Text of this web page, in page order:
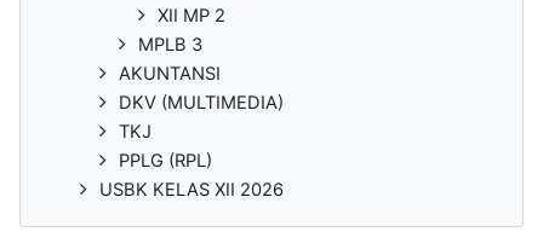
XII MP 2
MPLB 3
AKUNTANSI
DKV (MULTIMEDIA)
TKJ
PPLG (RPL)
USBK KELAS XII 2026